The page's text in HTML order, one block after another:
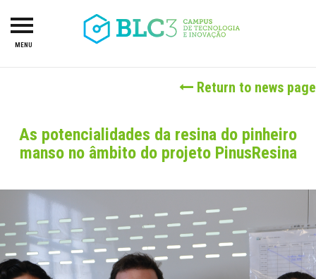
CAMPUS
R&TD
INCUBATOR
PROJECTS
LAB-I-DUCA
INVESTORS
MENU
Return to news page
As potencialidades da resina do pinheiro
manso no âmbito do projeto PinusResina